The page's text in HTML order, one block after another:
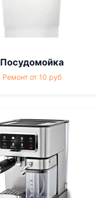
Посудомойка
Ремонт от 10 руб